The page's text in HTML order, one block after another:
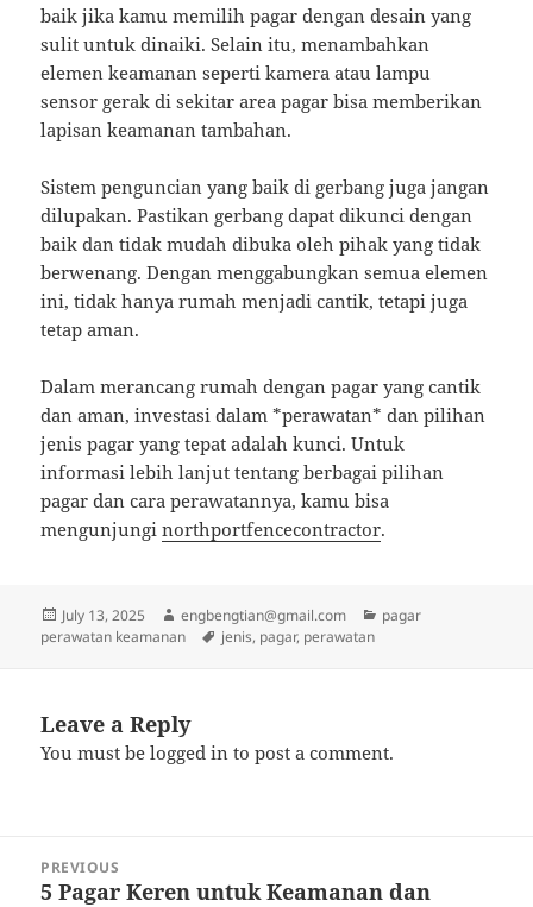
baik jika kamu memilih pagar dengan desain yang
sulit untuk dinaiki. Selain itu, menambahkan
elemen keamanan seperti kamera atau lampu
sensor gerak di sekitar area pagar bisa memberikan
lapisan keamanan tambahan.
Sistem penguncian yang baik di gerbang juga jangan
dilupakan. Pastikan gerbang dapat dikunci dengan
baik dan tidak mudah dibuka oleh pihak yang tidak
berwenang. Dengan menggabungkan semua elemen
ini, tidak hanya rumah menjadi cantik, tetapi juga
tetap aman.
Dalam merancang rumah dengan pagar yang cantik
dan aman, investasi dalam *perawatan* dan pilihan
jenis pagar yang tepat adalah kunci. Untuk
informasi lebih lanjut tentang berbagai pilihan
pagar dan cara perawatannya, kamu bisa
mengunjunginorthportfencecontractor.
Posted
on
July 13, 2025 Author
engbengtian@gmail.com Categories
pagar
perawatan keamanan
Tags
jenis, pagar, perawatan
Leave a Reply
You must belogged in to post a comment.
navigation
PREVIOUS
Previous
5 Pagar Keren untuk Keamanan dan